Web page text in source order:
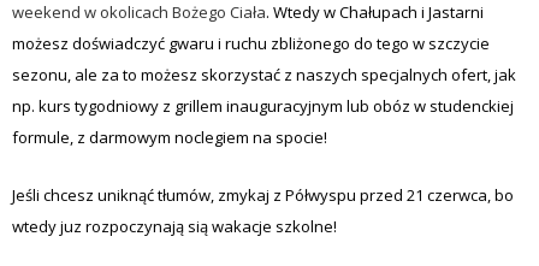
weekend w okolicach Bożego Ciała. Wtedy w Chałupach i Jastarni
możesz doświadczyć gwaru i ruchu zbliżonego do tego w szczycie
sezonu, ale za to możesz skorzystać z naszych specjalnych ofert, jak
np. kurs tygodniowy z grillem inauguracyjnym lub obóz w studenckiej
formule, z darmowym noclegiem na spocie!
Jeśli chcesz uniknąć tłumów, zmykaj z Półwyspu przed 21 czerwca, bo
wtedy juz rozpoczynają sią wakacje szkolne!